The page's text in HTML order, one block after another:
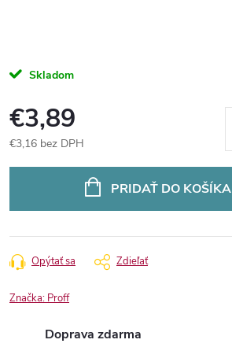
Skladom
€3,89
€3,16 bez DPH
PRIDAŤ DO KOŠÍKA
Opýtať sa Zdieľať
Značka: Proff
Doprava zdarma